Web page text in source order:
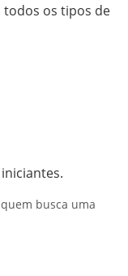
todos os tipos de
busca uma